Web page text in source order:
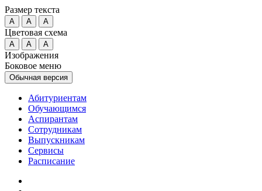
Размер текста
A A A
Цветовая схема
A A A
Изображения
Боковое меню
Обычная версия
Абитуриентам
Обучающимся
Аспирантам
Сотрудникам
Выпускникам
Сервисы
Расписание